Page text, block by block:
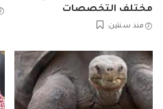
مختلف التخصصات
منذ سنتين